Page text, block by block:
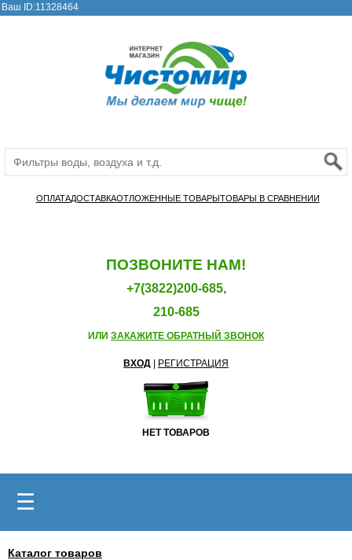
Ваш ID:11328464
ОПЛАТАДОСТАВКАОТЛОЖЕННЫЕ ТОВАРЫТОВАРЫ В СРАВНЕНИИ
ПОЗВОНИТЕ НАМ!
+7(3822)200-685,
210-685
ИЛИ ЗАКАЖИТЕ ОБРАТНЫЙ ЗВОНОК
ВХОД РЕГИСТРАЦИЯ
НЕТ ТОВАРОВ
☰
Каталог товаров